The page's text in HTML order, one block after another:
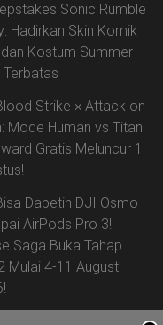
Sonic Rumble
Hadirkan Skin Komik
dan Kostum Summer
Terbatas
Strike × Attack on
Mode Human vs Titan
Gratis Meluncur 1
Dapetin DJI Osmo
AirPods Pro 3!
Saga Buka Tahap
Mulai 4-11 August